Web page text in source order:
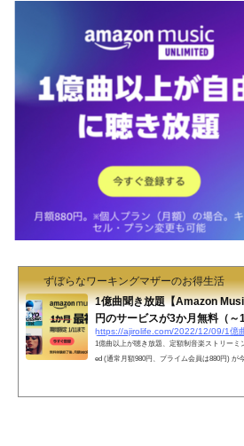
ずぼらなワーキングマザーのお得生活
1億曲聞き放題【Amazon
円のサービスが3か月無料（～
1億曲以上が聴き放題、定額制音楽ストリーミ
ed (通常月額980円、プライム会員は880円) が